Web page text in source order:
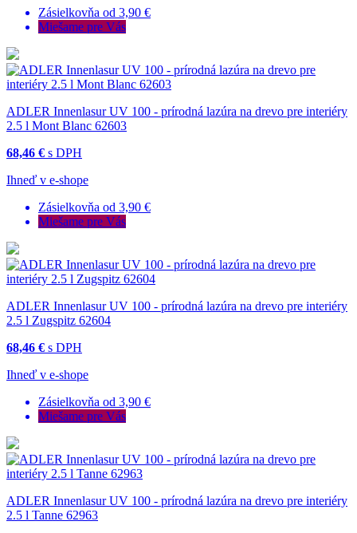
Zásielkovňa od 3,90 €
Miešame pre Vás
ADLER Innenlasur UV 100 - prírodná lazúra na drevo pre interiéry
2.5 l Mont Blanc 62603
68,46 € s DPH
Ihneď v e-shope
Zásielkovňa od 3,90 €
Miešame pre Vás
ADLER Innenlasur UV 100 - prírodná lazúra na drevo pre interiéry
2.5 l Zugspitz 62604
68,46 € s DPH
Ihneď v e-shope
Zásielkovňa od 3,90 €
Miešame pre Vás
ADLER Innenlasur UV 100 - prírodná lazúra na drevo pre interiéry
2.5 l Tanne 62963